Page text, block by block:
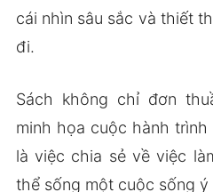
cái nhìn sâu sắc và thiết
đi.
Sách không chỉ đơn
minh họa cuộc hành
là việc chia sẻ về việc
thể sống một cuộc sống